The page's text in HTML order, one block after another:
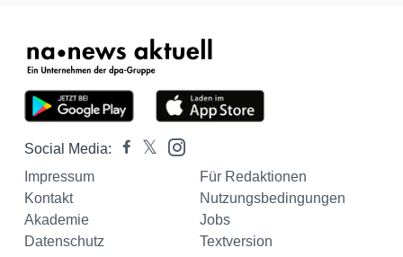
Social Media:
Impressum
Für Redaktionen
Kontakt
Nutzungsbedingungen
Akademie
Jobs
Datenschutz
Textversion